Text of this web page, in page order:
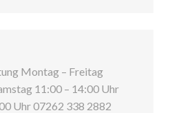
Montag – Freitag
11:00 – 14:00 Uhr
Uhr 07262 338 2882